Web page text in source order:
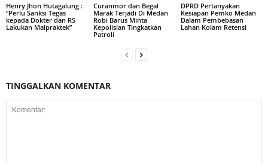
Henry Jhon Hutagalung :
“Perlu Sanksi Tegas
kepada Dokter dan RS
Lakukan Malpraktek”
Curanmor dan Begal
Marak Terjadi Di Medan
Robi Barus Minta
Kepolisian Tingkatkan
Patroli
DPRD Pertanyakan
Kesiapan Pemko Medan
Dalam Pembebasan
Lahan Kolam Retensi
TINGGALKAN KOMENTAR